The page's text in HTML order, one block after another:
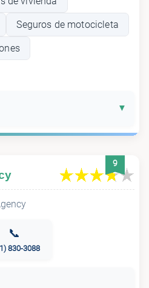
Seguros de motocicleta
9
📞
830-3088